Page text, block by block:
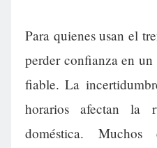
Para quienes usan el
perder confianza en
fiable. La
horarios afectan la
doméstica. Muchos